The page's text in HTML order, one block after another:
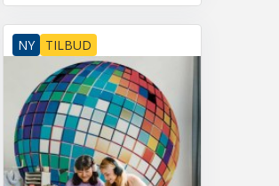
NY TILBUD